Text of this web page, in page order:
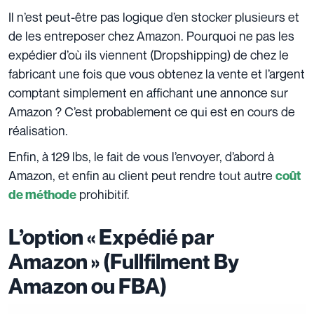
Il n’est peut-être pas logique d’en stocker plusieurs et
de les entreposer chez Amazon. Pourquoi ne pas les
expédier d’où ils viennent (Dropshipping) de chez le
fabricant une fois que vous obtenez la vente et l’argent
comptant simplement en affichant une annonce sur
Amazon ? C’est probablement ce qui est en cours de
réalisation.
Enfin, à 129 lbs, le fait de vous l’envoyer, d’abord à
Amazon, et enfin au client peut rendre tout autre coût
de méthode prohibitif.
L’option « Expédié par
Amazon » (Fullfilment By
Amazon ou FBA)